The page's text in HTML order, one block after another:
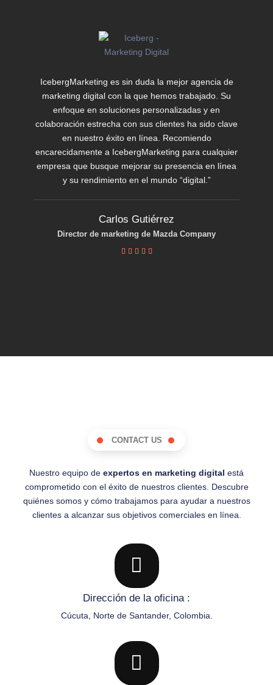
IcebergMarketing es sin duda la mejor agencia de
marketing digital con la que hemos trabajado. Su
enfoque en soluciones personalizadas y en
colaboración estrecha con sus clientes ha sido clave
en nuestro éxito en línea. Recomiendo
encarecidamente a IcebergMarketing para cualquier
empresa que busque mejorar su presencia en línea
y su rendimiento en el mundo “digital.”
Carlos Gutiérrez
Director de marketing de Mazda Company
    
CONTACT US
Nuestro equipo de expertos en marketing digital está
comprometido con el éxito de nuestros clientes. Descubre
quiénes somos y cómo trabajamos para ayudar a nuestros
clientes a alcanzar sus objetivos comerciales en línea.
Dirección de la oficina :
Cúcuta, Norte de Santander, Colombia.